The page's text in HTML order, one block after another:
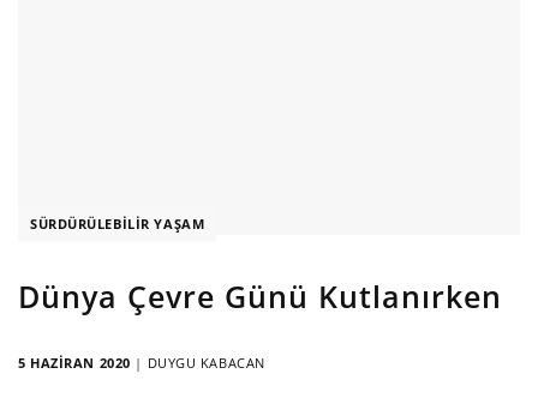
SÜRDÜRÜLEBILIR YAŞAM
Dünya Çevre Günü Kutlanırken
5 HAZIRAN 2020 | DUYGU KABACAN